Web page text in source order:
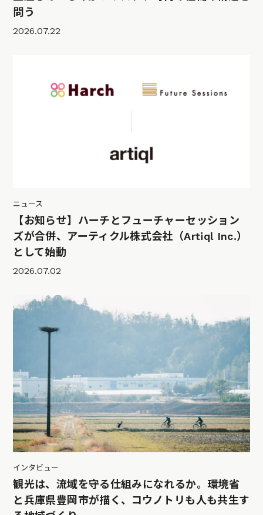
問う
2026.07.22
ニュース
【お知らせ】ハーチとフューチャーセッション
ズが合併、アーティクル株式会社（Artiql Inc.）
として始動
2026.07.02
インタビュー
観光は、流域を守る仕組みになれるか。環境省
と兵庫県豊岡市が描く、コウノトリも人も共生す